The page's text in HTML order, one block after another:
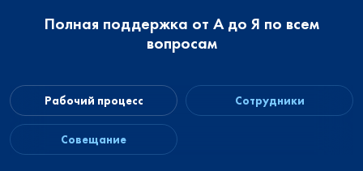
Полная поддержка от А до Я по всем
вопросам
Рабочий процесс Сотрудники
Совещание